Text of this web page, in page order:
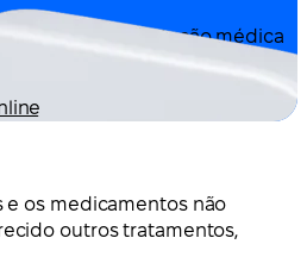
e obtenha orientação médica
— tudo online.
e os medicamentos não
outros tratamentos,